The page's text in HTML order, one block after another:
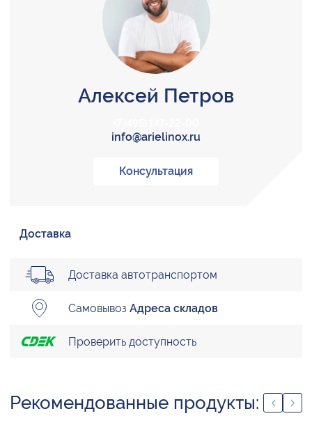
Алексей Петров
info@arielinox.ru
Консультация
Доставка
Доставка автотранспортом
Самовывоз Адреса складов
Проверить доступность
Рекомендованные продукты: